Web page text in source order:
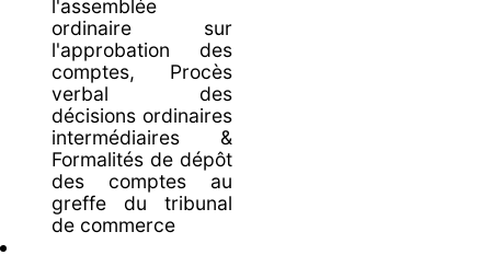
l'assemblée
ordinaire sur
l'approbation des
comptes, Procès
verbal des
décisions ordinaires
intermédiaires &
Formalités de dépôt
des comptes au
greffe du tribunal
de commerce